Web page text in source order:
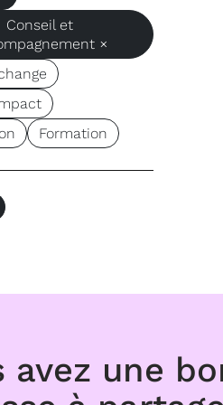
Conseil et
×
Formation
avez une